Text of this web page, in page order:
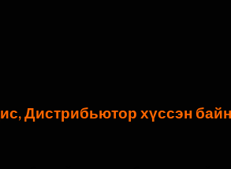
Дистрибьютор хүссэн